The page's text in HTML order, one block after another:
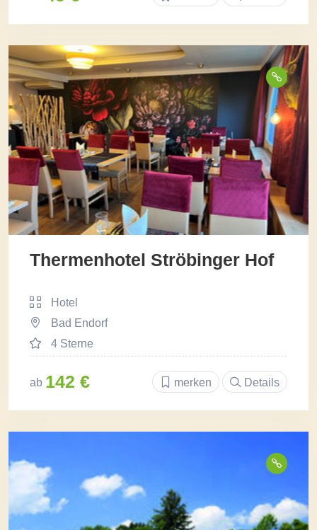
Thermenhotel Ströbinger Hof
Hotel
Bad Endorf
4 Sterne
ab 142 € merken Details